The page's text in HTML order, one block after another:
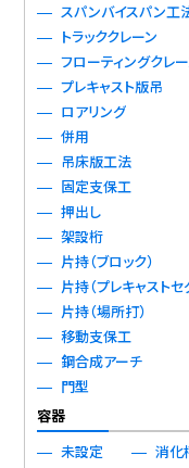
スパンバイスパン工
トラッククレーン
フローティングクレ
プレキャスト版吊
ロアリング
併用
吊床版工法
固定支保工
押出し
架設桁
片持（ブロック）
片持（プレキャストセ
片持（場所打）
移動支保工
鋼合成アーチ
門型
容器
未設定
消化